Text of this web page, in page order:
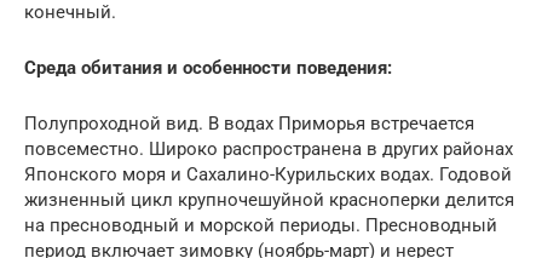
конечный.
Среда обитания и особенности поведения:
Полупроходной вид. В водах Приморья встречается
повсеместно. Широко распространена в других районах
Японского моря и Сахалино-Курильских водах. Годовой
жизненный цикл крупночешуйной красноперки делится
на пресноводный и морской периоды. Пресноводный
период включает зимовку (ноябрь-март) и нерест